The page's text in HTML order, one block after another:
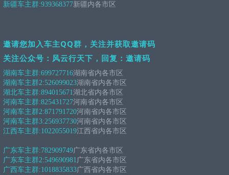
新疆车主群:939368377新疆内各市区
邀请您加入车主QQ群，关注并获取邀请码
关注公众号：风云行天下，回复：邀请码
湖南车主群:699727716湖南省内各市区
湖南车主群2:526099023湖南省内各市区
湖北车主群:894015671湖北省内各市区
河南车主群:825431727河南省内各市区
河南车主群2:871791720河南省内各市区
河南车主群3:256937730河南省内各市区
江西车主群:1022055019江西省内各市区
广东车主群:782909749广东省内各市区
广东车主群2:549690981广东省内各市区
广西车主群:1018835833广西省内各市区